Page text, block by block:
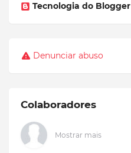
Tecnologia do Blogger
Denunciar abuso
Colaboradores
Mostrar mais